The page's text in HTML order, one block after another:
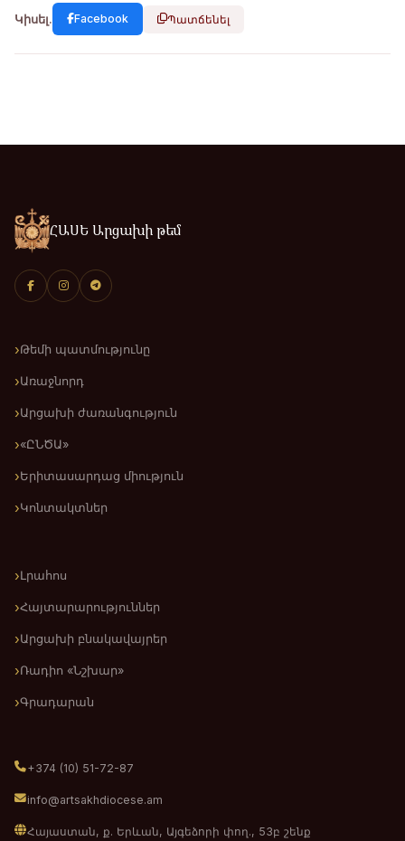
Կիսել. Facebook Պատճենել
ՀԱՍԵ Արցախի թեմ
Թեմի պատմությունը
Առաջնորդ
Արցախի ժառանգություն
«ԸՆԾԱ»
Երիտասարդաց միություն
Կոնտակտներ
Լրահոս
Հայտարարություններ
Արցախի բնակավայրեր
Ռադիո «Նշխար»
Գրադարան
+374 (10) 51-72-87
info@artsakhdiocese.am
Հայաստան, ք. Երևան, Այգեձորի փող., 53բ շենք